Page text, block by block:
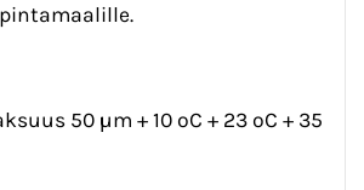
50 µm + 10 ºC + 23 ºC + 35